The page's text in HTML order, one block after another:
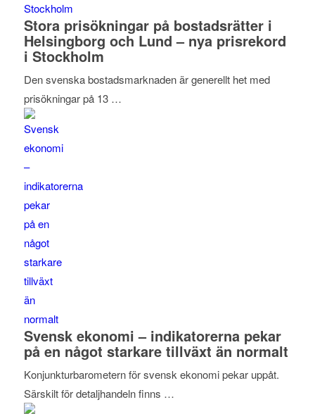
Stora prisökningar på bostadsrätter i
Helsingborg och Lund – nya prisrekord
i Stockholm
Den svenska bostadsmarknaden är generellt het med
prisökningar på 13 …
Svensk ekonomi – indikatorerna pekar
på en något starkare tillväxt än normalt
Konjunkturbarometern för svensk ekonomi pekar uppåt.
Särskilt för detaljhandeln finns …